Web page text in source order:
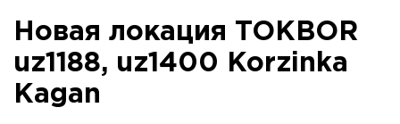
Новая локация TOKBOR
uz1188, uz1400 Korzinka
Kagan